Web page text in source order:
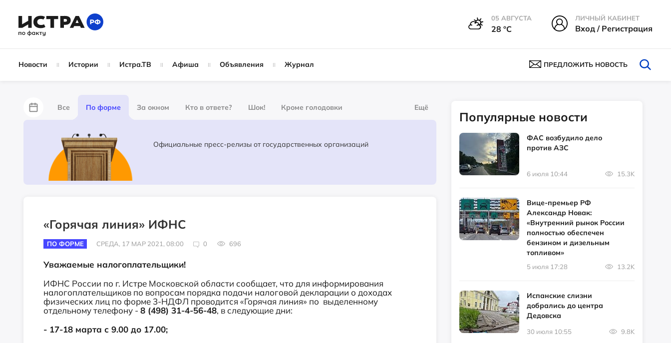
05 АВГУСТА
28 °С
ЛИЧНЫЙ КАБИНЕТ
Вход / Регистрация
Новости Истории Истра.ТВ Афиша Объявления Журнал ПРЕДЛОЖИТЬ НОВОСТЬ
Все По форме За окном Кто в ответе? Шок! Кроме голодовки
Лайфхаки За забором
Партнёрский материал
Ещё
Официальные пресс-релизы от государственных организаций
«Горячая линия» ИФНС
ПО ФОРМЕ СРЕДА, 17 МАР 2021, 08:00 0 696
Уважаемые налогоплательщики!
ИФНС России по г. Истре Московской области сообщает, что для информирования
налогоплательщиков по вопросам порядка подачи налоговой декларации о доходах
физических лиц по форме 3-НДФЛ проводится «Горячая линия» по выделенному
отдельному телефону - 8 (498) 31-4-56-48, в следующие дни:
- 17-18 марта с 9.00 до 17.00;
Популярные новости
ФАС возбудило дело
против АЗС
6 июля 10:44 15.3K
Вице-премьер РФ
Александр Новак:
«Внутренний рынок России
полностью обеспечен
бензином и дизельным
топливом»
5 июля 17:28 13.2K
Испанские слизни
добрались до центра
Дедовска
30 июля 10:55 9.8K